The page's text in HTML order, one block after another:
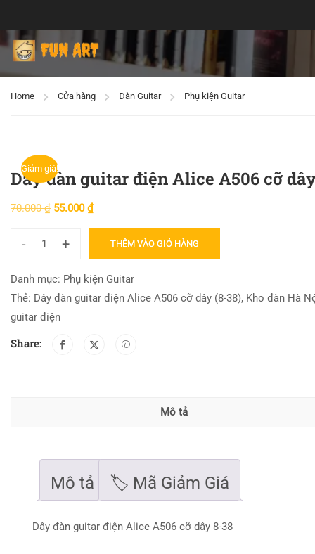
Home Cửa hàng Đàn Guitar Phụ kiện Guitar
Giảm giá!
Dây đàn guitar điện Alice A506 cỡ
70.000₫ 55.000₫
- + THÊM VÀO GIỎ HÀNG
Danh mục: Phụ kiện Guitar
Thẻ: Dây đàn guitar điện Alice A506 cỡ dây (8-38), Kho đàn Hà
guitar điện
Share:
Mô tả
Mô tả 🏷 Mã Giảm Giá
Dây đàn guitar điện Alice A506 cỡ dây 8-38